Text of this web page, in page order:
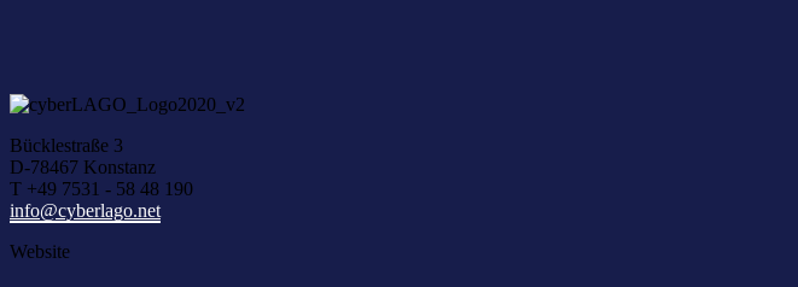
Bücklestraße 3
D-78467 Konstanz
T +49 7531 - 58 48 190
info@cyberlago.net
Website